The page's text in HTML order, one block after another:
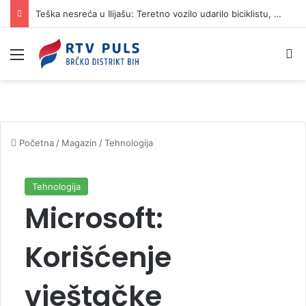
Teška nesreća u Ilijašu: Teretno vozilo udarilo biciklistu, 75-godišnjak zadržan u bolnici
Izbornik
Početna / Magazin /Tehnologija
Tehnologija
Microsoft:
Korišćenje
vještačke